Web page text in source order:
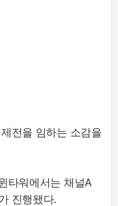
전을 임하는 소감을
타워에서는 채널A
진행됐다.